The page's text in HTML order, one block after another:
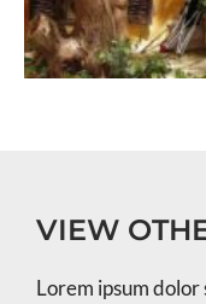
VIEW
Lorem ipsum